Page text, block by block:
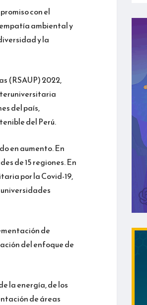
con el
ambiental y
y la
(RSAUP) 2022,
del país,
del Perú.
en aumento. En
de 15 regiones. En
por la Covid-19,
universidades
de
del enfoque de
la energía, de los
de áreas